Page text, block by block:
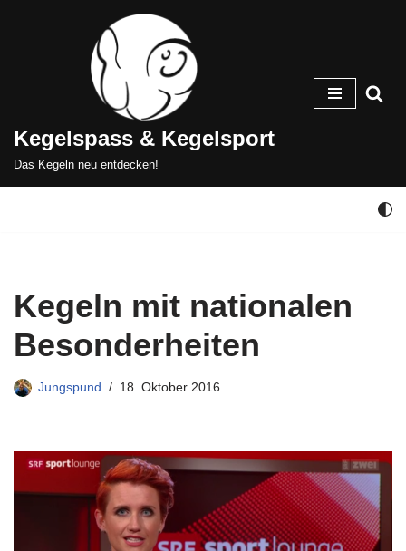
Kegelspass & Kegelsport
Das Kegeln neu entdecken!
Kegeln mit nationalen
Besonderheiten
Jungspund 18. Oktober 2016